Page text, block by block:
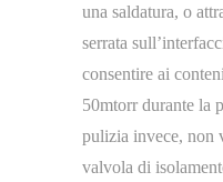
una saldatura, o
serrata
consentire ai
50mtorr durante la
pulizia invece, non
valvola di